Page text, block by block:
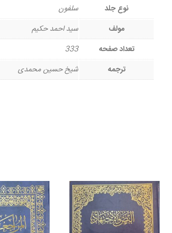
نوع جلد
سلفون
مولف
سید احمد حکیم
تعداد صفحه
333
ترجمه
شیخ حسین محمدی